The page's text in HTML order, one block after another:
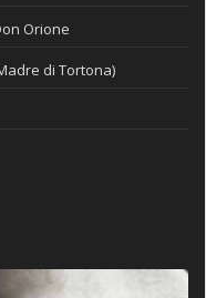
Orione
di Tortona)